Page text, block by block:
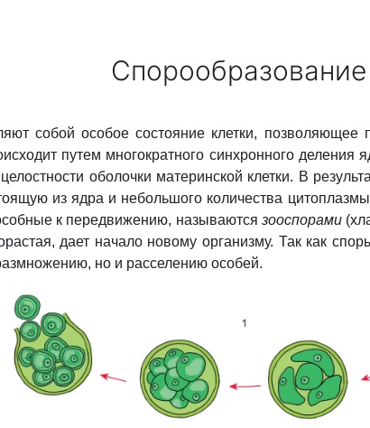
Спорообразование
собой особое состояние клетки, позволяющее
путем многократного синхронного деления
оболочки материнской клетки. В
из ядра и небольшого количества
к передвижению, называются зооспорами
дает начало новому организму. Так как
но и расселению особей.